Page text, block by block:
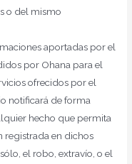
o del mismo
aportadas por el
por Ohana para el
ofrecidos por el
notificará de forma
hecho que permita
registrada en dichos
el robo, extravío, o el